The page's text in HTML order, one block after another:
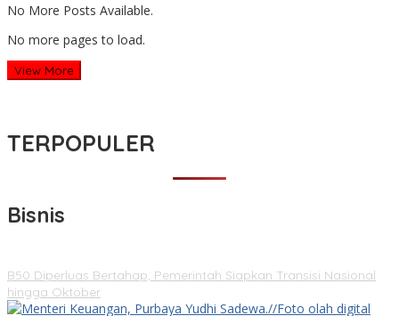
No More Posts Available.
No more pages to load.
View More
TERPOPULER
Bisnis
B50 Diperluas Bertahap, Pemerintah Siapkan Transisi Nasional
hingga Oktober